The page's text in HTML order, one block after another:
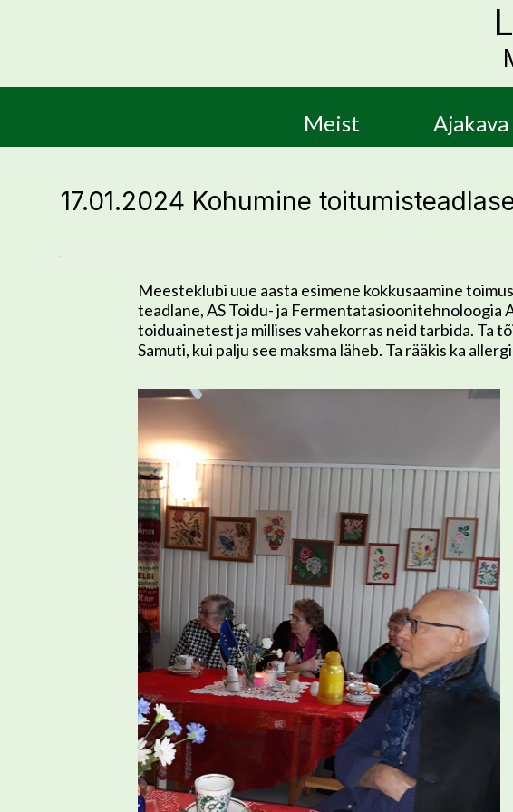
Meist Ajakava
17.01.2024 Kohumine
Meesteklubi uue aasta esimene kokkusaamine
teadlane, AS Toidu- ja Fermentatasioonitehnoloogia
toiduainetest ja millises vahekorras neid tarbida. Ta
Samuti, kui palju see maksma läheb. Ta rääkis ka